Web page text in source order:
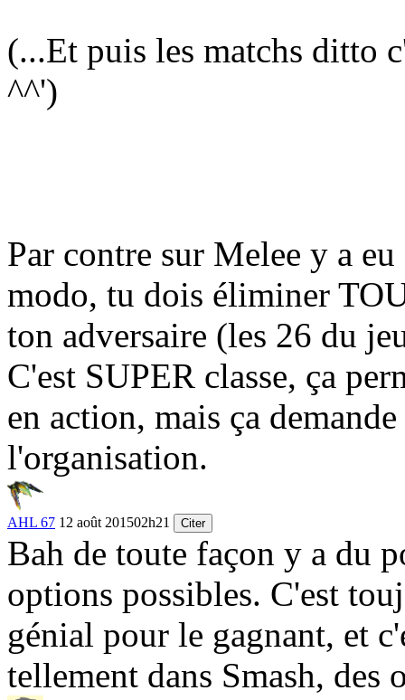
(...Et puis les matchs ditto
^^')
Par contre sur Melee y a
modo, tu dois éliminer
ton adversaire (les 26 du
C'est SUPER classe, ça
en action, mais ça
l'organisation.
AHL 67 12 août 201502h21 Citer
Bah de toute façon y a du
options possibles. C'est
génial pour le gagnant, et
tellement dans Smash, des